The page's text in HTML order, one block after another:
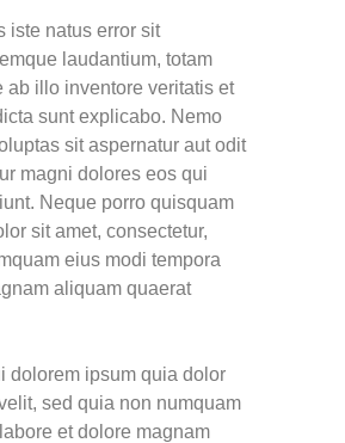
iste natus error sit
laudantium, totam
ab illo inventore veritatis et
sunt explicabo. Nemo
sit aspernatur aut odit
magni dolores eos qui
Neque porro quisquam
sit amet, consectetur,
eius modi tempora
aliquam quaerat
dolorem ipsum quia dolor
sed quia non numquam
et dolore magnam